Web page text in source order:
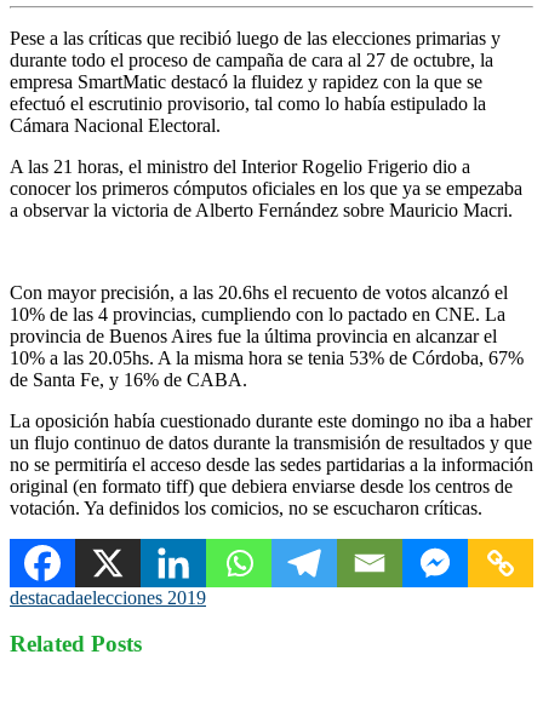
Pese a las críticas que recibió luego de las elecciones primarias y
durante todo el proceso de campaña de cara al 27 de octubre, la
empresa SmartMatic destacó la fluidez y rapidez con la que se
efectuó el escrutinio provisorio, tal como lo había estipulado la
Cámara Nacional Electoral.
A las 21 horas, el ministro del Interior Rogelio Frigerio dio a
conocer los primeros cómputos oficiales en los que ya se empezaba
a observar la victoria de Alberto Fernández sobre Mauricio Macri.
Con mayor precisión, a las 20.6hs el recuento de votos alcanzó el
10% de las 4 provincias, cumpliendo con lo pactado en CNE. La
provincia de Buenos Aires fue la última provincia en alcanzar el
10% a las 20.05hs. A la misma hora se tenia 53% de Córdoba, 67%
de Santa Fe, y 16% de CABA.
La oposición había cuestionado durante este domingo no iba a haber
un flujo continuo de datos durante la transmisión de resultados y que
no se permitiría el acceso desde las sedes partidarias a la información
original (en formato tiff) que debiera enviarse desde los centros de
votación. Ya definidos los comicios, no se escucharon críticas.
destacadaelecciones 2019
Related Posts